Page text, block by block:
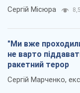
Сергій Місюра
"Ми вже
не варто
ракетний терор
Сергій Марченко,